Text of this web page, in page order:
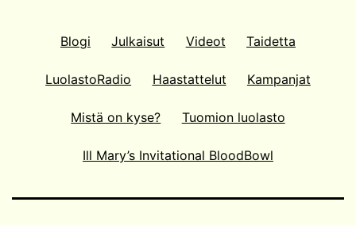
Blogi Julkaisut Videot Taidetta
LuolastoRadio Haastattelut Kampanjat
Mistä on kyse? Tuomion luolasto
Ill Mary’s Invitational BloodBowl